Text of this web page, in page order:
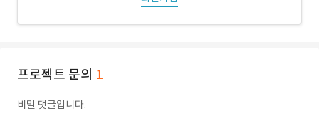
프로젝트 문의 1
비밀 댓글입니다.